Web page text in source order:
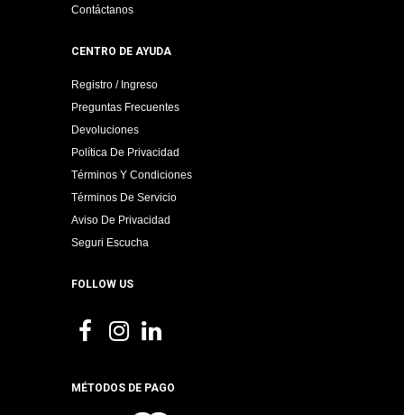
Contáctanos
CENTRO DE AYUDA
Registro / Ingreso
Preguntas Frecuentes
Devoluciones
Política De Privacidad
Términos Y Condiciones
Términos De Servicio
Aviso De Privacidad
Seguri Escucha
FOLLOW US
MÉTODOS DE PAGO